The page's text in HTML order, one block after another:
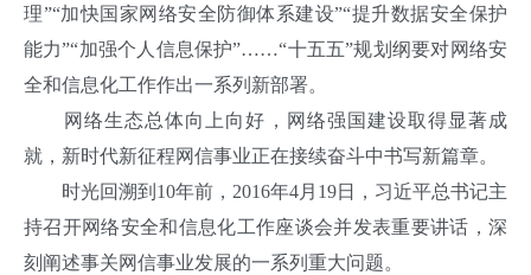
理”“加快国家网络安全防御体系建设”“提升数据安全保护
能力”“加强个人信息保护”……“十五五”规划纲要对网络安
全和信息化工作作出一系列新部署。
网络生态总体向上向好，网络强国建设取得显著成
就，新时代新征程网信事业正在接续奋斗中书写新篇章。
时光回溯到10年前，2016年4月19日，习近平总书记主
持召开网络安全和信息化工作座谈会并发表重要讲话，深
刻阐述事关网信事业发展的一系列重大问题。